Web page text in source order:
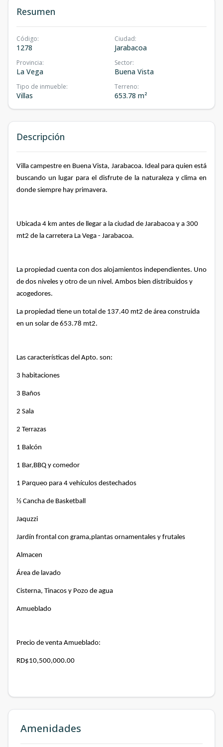
Resumen
Código:
1278
Ciudad:
Jarabacoa
Provincia:
La Vega
Sector:
Buena Vista
Tipo de inmueble:
Villas
Terreno:
653.78 m²
Descripción
Villa campestre en Buena Vista, Jarabacoa. Ideal para quien está
buscando un lugar para el disfrute de la naturaleza y clima en
donde siempre hay primavera.
Ubicada 4 km antes de llegar a la ciudad de Jarabacoa y a 300
mt2 de la carretera La Vega - Jarabacoa.
La propiedad cuenta con dos alojamientos independientes. Uno
de dos niveles y otro de un nivel. Ambos bien distribuidos y
acogedores.
La propiedad tiene un total de 137.40 mt2 de área construida
en un solar de 653.78 mt2.
Las características del Apto. son:
3 habitaciones
3 Baños
2 Sala
2 Terrazas
1 Balcón
1 Bar,BBQ y comedor
1 Parqueo para 4 vehículos destechados
½ Cancha de Basketball
Jaquzzi
Jardín frontal con grama,plantas ornamentales y frutales
Almacen
Área de lavado
Cisterna, Tinacos y Pozo de agua
Amueblado
Precio de venta Amueblado:
RD$10,500,000.00
Amenidades